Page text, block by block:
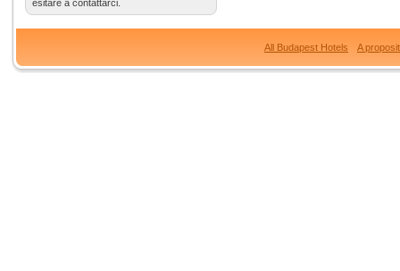
esitare a contattarci.
All Budapest Hotels A